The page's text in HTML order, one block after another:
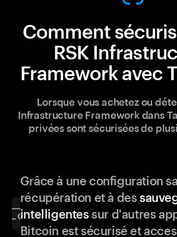
Comment
RSK
Framework avec
Lorsque vous achetez ou
Infrastructure Framework dans
privées sont sécurisées de
Grâce à une configuration
récupération et à des
intelligentessur d'autres
Bitcoin est sécurisé et